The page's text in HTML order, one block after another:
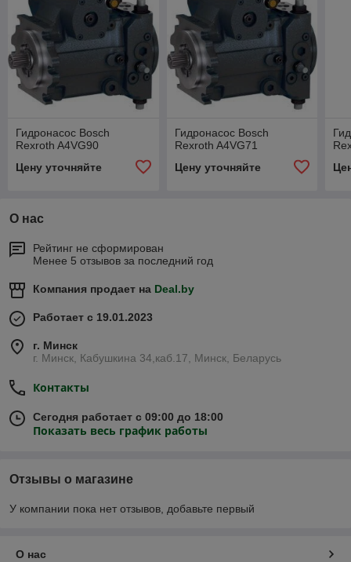
Гидронасос Bosch
Rexroth A4VG90
Цену уточняйте
Гидронасос Bosch
Rexroth A4VG71
Цену уточняйте
О нас
Рейтинг не сформирован
Менее 5 отзывов за последний год
Компания продает на Deal.by
Работает с 19.01.2023
г. Минск
г. Минск, Кабушкина 34,каб.17, Минск, Беларусь
Контакты
Сегодня работает с 09:00 до 18:00
Показать весь график работы
Отзывы о магазине
У компании пока нет отзывов, добавьте первый
О нас